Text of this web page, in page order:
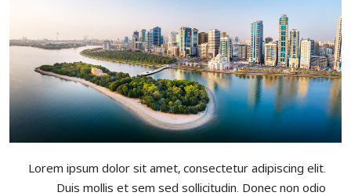
Lorem ipsum dolor sit amet, consectetur adipiscing elit.
Duis mollis et sem sed sollicitudin. Donec non odio